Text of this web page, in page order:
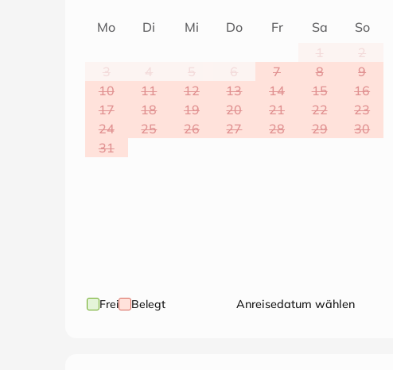
Mo Di Mi Do Fr Sa
So
1
2
3
4 5 6 7 8
9
10
11 12 13 14 15
16
17
18 19 20 21 22
23
24
25 26 27 28 29
30
31
Frei Belegt Anreisedatum wählen